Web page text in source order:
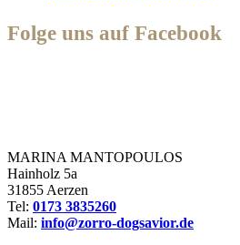
Folge uns auf Facebook
MARINA MANTOPOULOS
Hainholz 5a
31855 Aerzen
Tel: 0173 3835260
Mail: info@zorro-dogsavior.de